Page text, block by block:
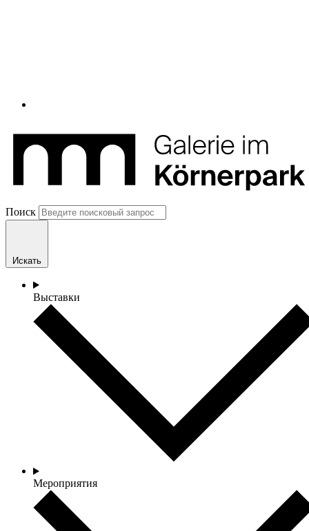
Поиск
Искать
Выставки
Мероприятия